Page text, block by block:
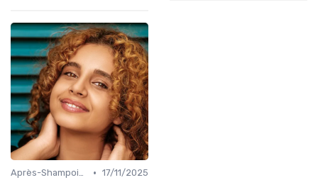
Après-Shampoings et Masques • 17/11/2025